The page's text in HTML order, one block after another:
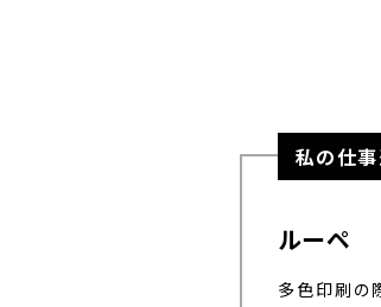
私の仕
ルーペ
多色印刷の